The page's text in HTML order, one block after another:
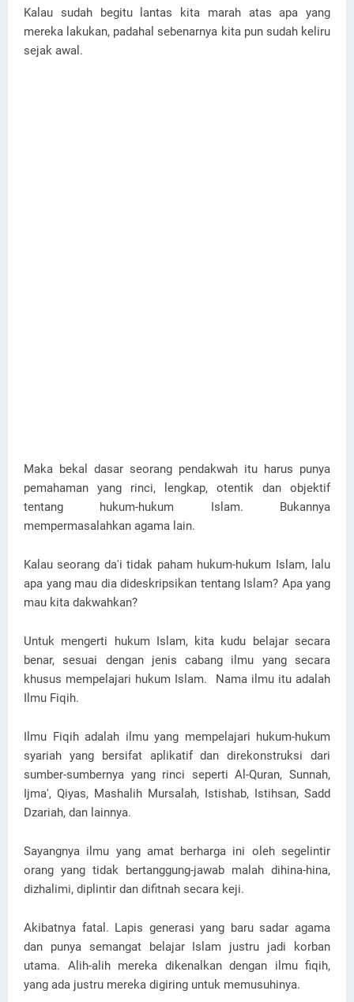
Kalau sudah begitu lantas kita marah atas apa yang
mereka lakukan, padahal sebenarnya kita pun sudah keliru
sejak awal.
Maka bekal dasar seorang pendakwah itu harus punya
pemahaman yang rinci, lengkap, otentik dan objektif
tentang hukum-hukum Islam. Bukannya
mempermasalahkan agama lain.
Kalau seorang da'i tidak paham hukum-hukum Islam, lalu
apa yang mau dia dideskripsikan tentang Islam? Apa yang
mau kita dakwahkan?
Untuk mengerti hukum Islam, kita kudu belajar secara
benar, sesuai dengan jenis cabang ilmu yang secara
khusus mempelajari hukum Islam. Nama ilmu itu adalah
Ilmu Fiqih.
Ilmu Fiqih adalah ilmu yang mempelajari hukum-hukum
syariah yang bersifat aplikatif dan direkonstruksi dari
sumber-sumbernya yang rinci seperti Al-Quran, Sunnah,
Ijma', Qiyas, Mashalih Mursalah, Istishab, Istihsan, Sadd
Dzariah, dan lainnya.
Sayangnya ilmu yang amat berharga ini oleh segelintir
orang yang tidak bertanggung-jawab malah dihina-hina,
dizhalimi, diplintir dan difitnah secara keji.
Akibatnya fatal. Lapis generasi yang baru sadar agama
dan punya semangat belajar Islam justru jadi korban
utama. Alih-alih mereka dikenalkan dengan ilmu fiqih,
yang ada justru mereka digiring untuk memusuhinya.